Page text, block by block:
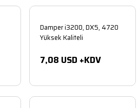
Damper i3200, DX5, 4720
Yüksek Kaliteli
7,08 USD +KDV